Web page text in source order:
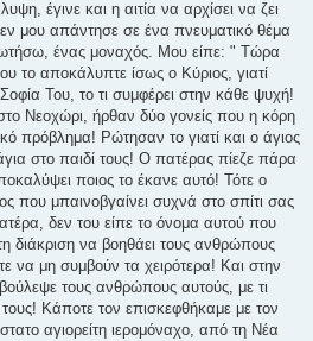
έγινε και η αιτία να αρχίσει να ζει
μου απάντησε σε ένα πνευματικό θέμα
ένας μοναχός. Μου είπε: " Τώρα
το αποκάλυπτε ίσως ο Κύριος, γιατί
Του, το τι συμφέρει στην κάθε ψυχή!
Νεοχώρι, ήρθαν δύο γονείς που η κόρη
πρόβλημα! Ρώτησαν το γιατί και ο άγιος
στο παιδί τους! Ο πατέρας πίεζε πάρα
ποιος το έκανε αυτό! Τότε ο
που μπαινοβγαίνει συχνά στο σπίτι σας
δεν του είπε το όνομα αυτού που
διάκριση να βοηθάει τους ανθρώπους
να μη συμβούν τα χειρότερα! Και στην
τους ανθρώπους αυτούς, με τι
Κάποτε τον επισκεφθήκαμε με τον
αγιορείτη ιερομόναχο, από τη Νέα